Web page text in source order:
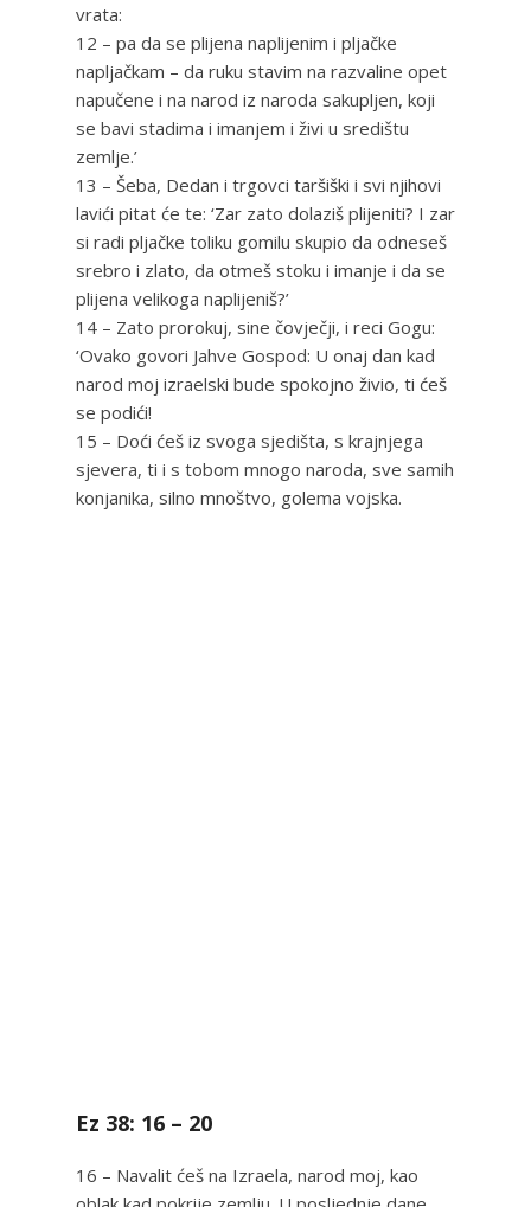
vrata:
12 – pa da se plijena naplijenim i pljačke
napljačkam – da ruku stavim na razvaline opet
napučene i na narod iz naroda sakupljen, koji
se bavi stadima i imanjem i živi u središtu
zemlje.’
13 – Šeba, Dedan i trgovci taršiški i svi njihovi
lavići pitat će te: ‘Zar zato dolaziš plijeniti? I zar
si radi pljačke toliku gomilu skupio da odneseš
srebro i zlato, da otmeš stoku i imanje i da se
plijena velikoga naplijeniš?’
14 – Zato prorokuj, sine čovječji, i reci Gogu:
‘Ovako govori Jahve Gospod: U onaj dan kad
narod moj izraelski bude spokojno živio, ti ćeš
se podići!
15 – Doći ćeš iz svoga sjedišta, s krajnjega
sjevera, ti i s tobom mnogo naroda, sve samih
konjanika, silno mnoštvo, golema vojska.
Ez 38: 16 – 20
16 – Navalit ćeš na Izraela, narod moj, kao